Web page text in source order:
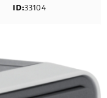
ID:33104